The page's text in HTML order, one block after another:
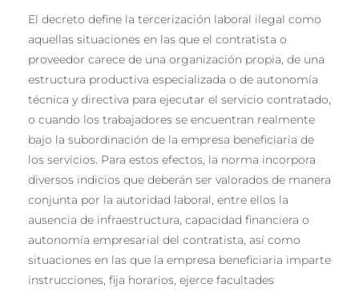
El decreto define la tercerización laboral ilegal como
aquellas situaciones en las que el contratista o
proveedor carece de una organización propia, de una
estructura productiva especializada o de autonomía
técnica y directiva para ejecutar el servicio contratado,
o cuando los trabajadores se encuentran realmente
bajo la subordinación de la empresa beneficiaria de
los servicios. Para estos efectos, la norma incorpora
diversos indicios que deberán ser valorados de manera
conjunta por la autoridad laboral, entre ellos la
ausencia de infraestructura, capacidad financiera o
autonomía empresarial del contratista, así como
situaciones en las que la empresa beneficiaria imparte
instrucciones, fija horarios, ejerce facultades